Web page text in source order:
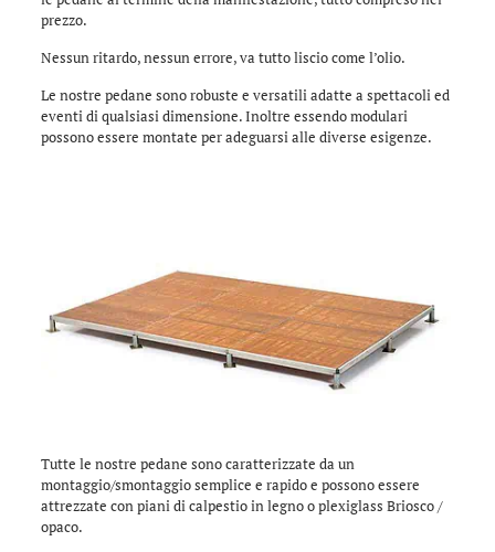
prezzo.
Nessun ritardo, nessun errore, va tutto liscio come l’olio.
Le nostre pedane sono robuste e versatili adatte a spettacoli ed
eventi di qualsiasi dimensione. Inoltre essendo modulari
possono essere montate per adeguarsi alle diverse esigenze.
Tutte le nostre pedane sono caratterizzate da un
montaggio/smontaggio semplice e rapido e possono essere
attrezzate con piani di calpestio in legno o plexiglass Briosco /
opaco.